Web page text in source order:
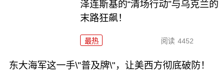
泽连斯基的“清场行动”与乌克兰的
末路狂飙！
最热 阅读 4452
东大海军这一手\"普及牌\"，让美西方彻底破防！